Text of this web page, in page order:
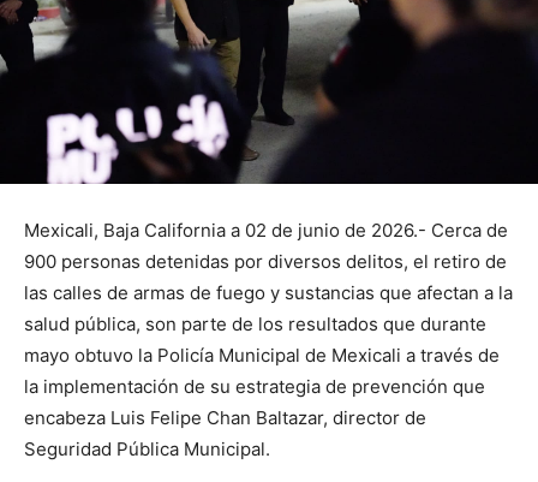
Mexicali, Baja California a 02 de junio de 2026.- Cerca de
900 personas detenidas por diversos delitos, el retiro de
las calles de armas de fuego y sustancias que afectan a la
salud pública, son parte de los resultados que durante
mayo obtuvo la Policía Municipal de Mexicali a través de
la implementación de su estrategia de prevención que
encabeza Luis Felipe Chan Baltazar, director de
Seguridad Pública Municipal.